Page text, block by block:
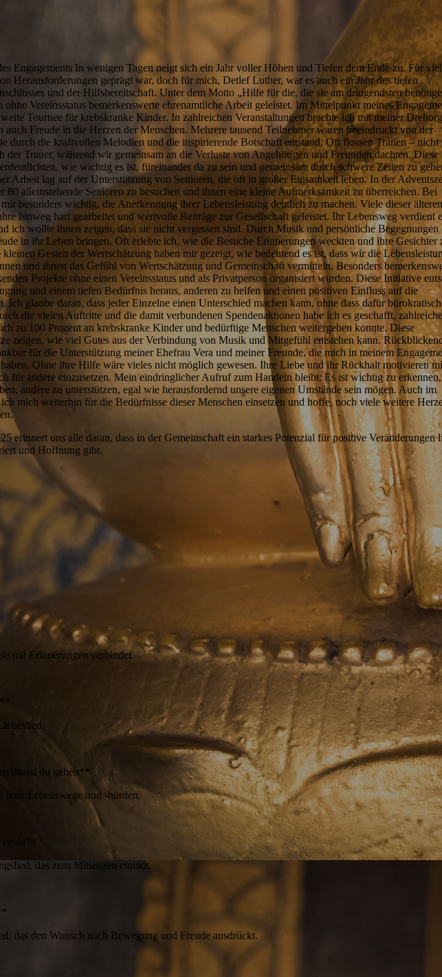
Engagements In wenigen Tagen neigt sich ein Jahr voller Höhen und Tiefen dem Ende zu. Für
Herausforderungen geprägt war, doch für mich, Detlef Luther, war es auch ein Jahr des tiefen
und der Hilfsbereitschaft. Unter dem Motto „Hilfe für die, die sie am dringendsten
ohne Vereinsstatus bemerkenswerte ehrenamtliche Arbeit geleistet. Im Mittelpunkt meines
Tournee für krebskranke Kinder. In zahlreichen Veranstaltungen brachte ich mit meiner
Freude in die Herzen der Menschen. Mehrere tausend Teilnehmer waren beeindruckt von der
durch die kraftvollen Melodien und die inspirierende Botschaft entstand. Oft flossen Tränen – nicht
der Trauer, während wir gemeinsam an die Verluste von Angehörigen und Freunden dachten. Diese
wie wichtig es ist, füreinander da zu sein und gemeinsam durch schwere Zeiten zu
Arbeit lag auf der Unterstützung von Senioren, die oft in großer Einsamkeit leben. In der
80 alleinstehende Senioren zu besuchen und ihnen eine kleine Aufmerksamkeit zu überreichen. Bei
besonders wichtig, die Anerkennung ihrer Lebensleistung deutlich zu machen. Viele dieser älteren
hinweg hart gearbeitet und wertvolle Beiträge zur Gesellschaft geleistet. Ihr Lebensweg verdient
ich wollte ihnen zeigen, dass sie nicht vergessen sind. Durch Musik und persönliche Begegnungen
in ihr Leben bringen. Oft erlebte ich, wie die Besuche Erinnerungen weckten und ihre Gesichter
Gesten der Wertschätzung haben mir gezeigt, wie bedeutend es ist, dass wir die
und ihnen das Gefühl von Wertschätzung und Gemeinschaft vermitteln. Besonders
Projekte ohne einen Vereinsstatus und als Privatperson organisiert wurden. Diese Initiative
und einem tiefen Bedürfnis heraus, anderen zu helfen und einen positiven Einfluss auf die
Ich glaube daran, dass jeder Einzelne einen Unterschied machen kann, ohne dass dafür
die vielen Auftritte und die damit verbundenen Spendenaktionen habe ich es geschafft, zahlreiche
zu 100 Prozent an krebskranke Kinder und bedürftige Menschen weitergeben konnte. Diese
zeigen, wie viel Gutes aus der Verbindung von Musik und Mitgefühl entstehen kann.
für die Unterstützung meiner Ehefrau Vera und meiner Freunde, die mich in meinem
Ohne ihre Hilfe wäre vieles nicht möglich gewesen. Ihre Liebe und ihr Rückhalt motivieren
für andere einzusetzen. Mein eindringlicher Aufruf zum Handeln bleibt: Es ist wichtig zu erkennen,
andere zu unterstützen, egal wie herausfordernd unsere eigenen Umstände sein mögen. Auch im
mich weiterhin für die Bedürfnisse dieser Menschen einsetzen und hoffe, noch viele weitere
erinnert uns alle daran, dass in der Gemeinschaft ein starkes Potenzial für positive Veränderungen
und Hoffnung gibt.
mit Erinnerungen verbindet.
musst du gehen**
Lebenswege und -hürden.
da**
das zum Mitsingen einlädt.
das den Wunsch nach Bewegung und Freude ausdrückt.